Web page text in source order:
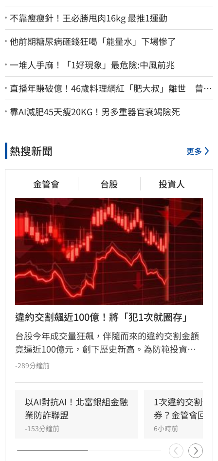
不靠瘦瘦針！王必勝甩肉16kg 最推1運動
他前期糖尿病砸錢狂喝「能量水」下場慘了
一堆人手麻！「1好現象」最危險:中風前兆
直播年賺破億！46歲料理網紅「肥大叔」離世 曾連
播17小時辛酸面曝
靠AI減肥45天瘦20KG！男多重器官衰竭險死
熱搜新聞 更多
金管會 台股 投資人
違約交割飆近100億！將「犯1次就圈存」
台股今年成交量狂飆，伴隨而來的違約交割金額
竟逼近100億元，創下歷史新高。為防範投資人
利用高槓桿「空手套白狼」，金管會擬祭出鐵腕
正密切監控房貸、信貸等「4貸同堂」的極端槓
桿亂象，並籌建「台股儀表板」整合跨機構數
據，透過強化風險監理與資訊透明化，全面防堵
市場投機風氣，引導台股回歸理性投資基本面，
維護資本市場秩序與金融穩定。
-289分鐘前
以AI對抗AI！北富銀組金融
業防詐聯盟
-153分鐘前
1次違約交割預
券？金管會回應
6小時前